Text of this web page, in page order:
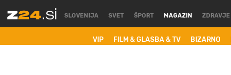
SLOVENIJA SVET ŠPORT MAGAZIN
VIP FILM & GLASBA & TV BIZARNO
ZDRAVJE